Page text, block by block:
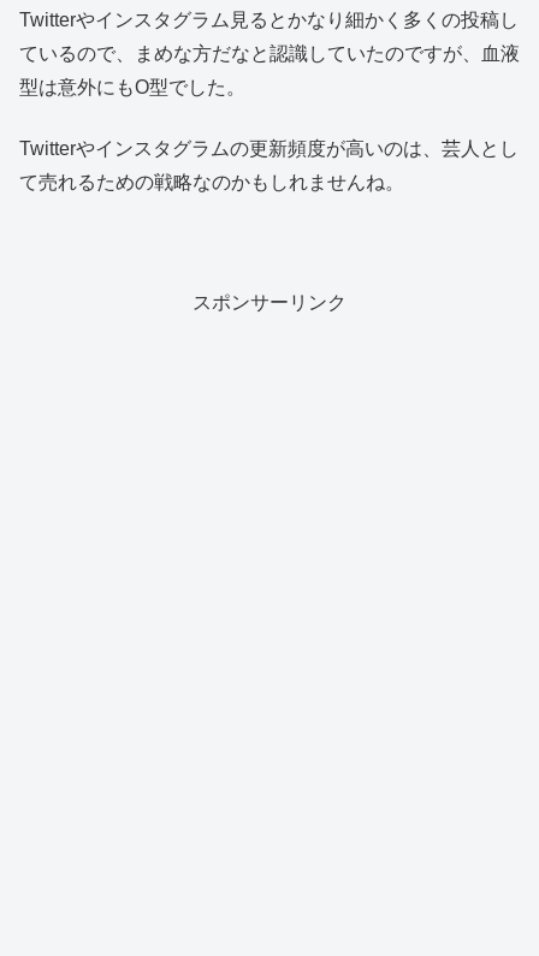
Twitterやインスタグラム見るとかなり細かく多くの投稿し
ているので、まめな方だなと認識していたのですが、血液
型は意外にもO型でした。
Twitterやインスタグラムの更新頻度が高いのは、芸人とし
て売れるための戦略なのかもしれませんね。
スポンサーリンク